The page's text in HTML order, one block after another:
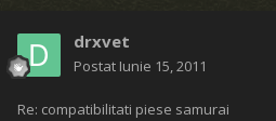
drxvet
Postat Iunie 15, 2011
Re: compatibilitati piese samurai